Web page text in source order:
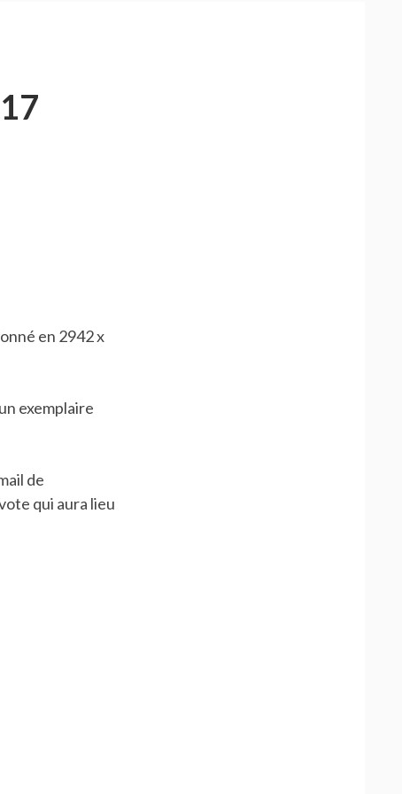
en 2942 x
exemplaire
de
qui aura lieu